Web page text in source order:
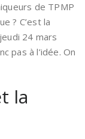
de TPMP
? C’est la
24 mars
pas à l’idée. On
la